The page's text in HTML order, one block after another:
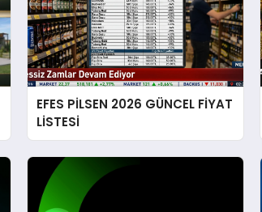
EFES PİLSEN 2026 GÜNCEL FİYAT
LİSTESİ